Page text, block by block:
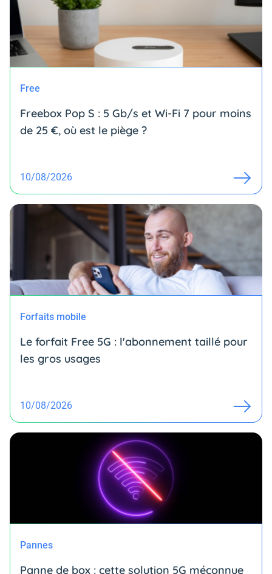
Free
Freebox Pop S : 5 Gb/s et Wi-Fi 7 pour moins
de 25 €, où est le piège ?
10/08/2026
Forfaits mobile
Le forfait Free 5G : l'abonnement taillé pour
les gros usages
10/08/2026
Pannes
Panne de box : cette solution 5G méconnue